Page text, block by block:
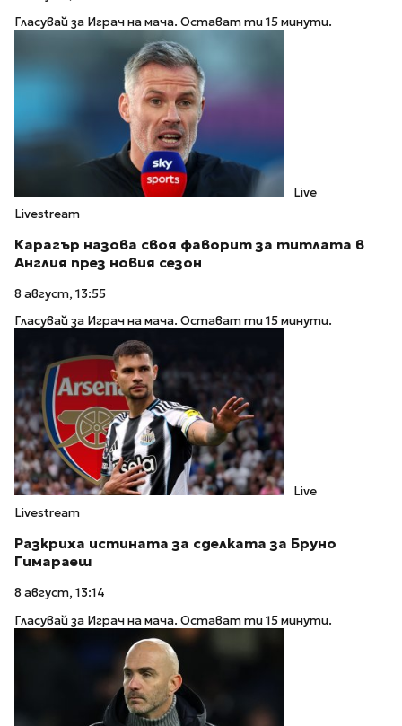
Гласувай за Играч на мача. Остават ти 15 минути.
Live
Livestream
Карагър назова своя фаворит за титлата в
Англия през новия сезон
8 август, 13:55
Гласувай за Играч на мача. Остават ти 15 минути.
Live
Livestream
Разкриха истината за сделката за Бруно
Гимараеш
8 август, 13:14
Гласувай за Играч на мача. Остават ти 15 минути.